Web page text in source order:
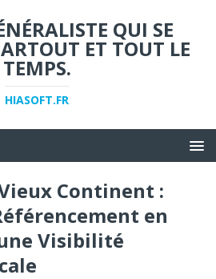
QUI SE
ET TOUT LE
TEMPS.
HIASOFT.FR
Continent :
en
Visibilité